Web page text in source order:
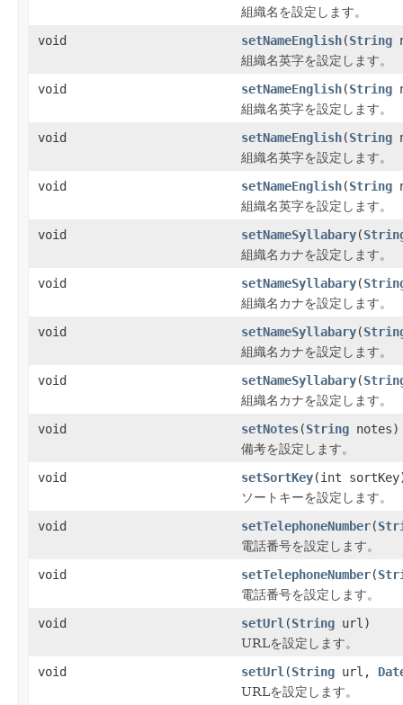
組織名を設定します。
void
setNameEnglish(String
組織名英字を設定します。
void
setNameEnglish(String
組織名英字を設定します。
void
setNameEnglish(String
組織名英字を設定します。
void
setNameEnglish(String
組織名英字を設定します。
void
setNameSyllabary(
組織名カナを設定します。
void
setNameSyllabary(
組織名カナを設定します。
void
setNameSyllabary(
組織名カナを設定します。
void
setNameSyllabary(
組織名カナを設定します。
void
setNotes(String notes)
備考を設定します。
void
setSortKey(int
ソートキーを設定します。
void
setTelephoneNumber(
電話番号を設定します。
void
setTelephoneNumber(
電話番号を設定します。
void
setUrl (String url)
URLを設定します。
void
setUrl (String url,
URLを設定します。